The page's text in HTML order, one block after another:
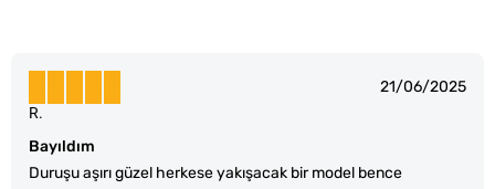
21/06/2025
Bayıldım
Duruşu aşırı güzel herkese yakışacak bir model bence
R.